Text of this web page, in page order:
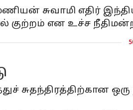
சுவாமி எதிர்
குற்றம் என உச்ச
சுதந்திரத்திற்கான